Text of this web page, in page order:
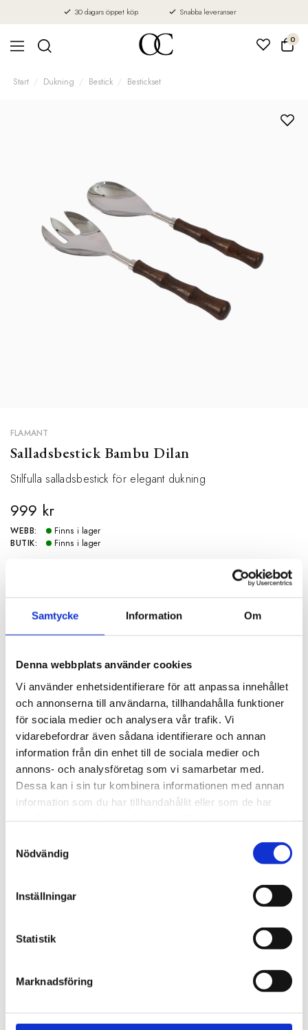
Samtycke Information Om
Denna webbplats använder cookies
Vi använder enhetsidentifierare för att anpassa innehållet
och annonserna till användarna, tillhandahålla funktioner
för sociala medier och analysera vår trafik. Vi
vidarebefordrar även sådana identifierare och annan
information från din enhet till de sociala medier och
annons- och analysföretag som vi samarbetar med.
Dessa kan i sin tur kombinera informationen med annan
information som du har tillhandahållit eller som de har
Nödvändig
Inställningar
Statistik
Marknadsföring
30 dagars öppet köp Snabba leveranser
0
Start Dukning Bestick Bestickset
FLAMANT
Salladsbestick Bambu Dilan
Stilfulla salladsbestick för elegant dukning
999 kr
WEBB:
Finns i lager
BUTIK:
Finns i lager
Artikelnummer
118065
Skötselråd
Handdisk
BESKRIVNING
RECENSIONER
OM FLAMANT
VISA ALLT INOM BESTICKSET
SE HELA VARUMÄRKET